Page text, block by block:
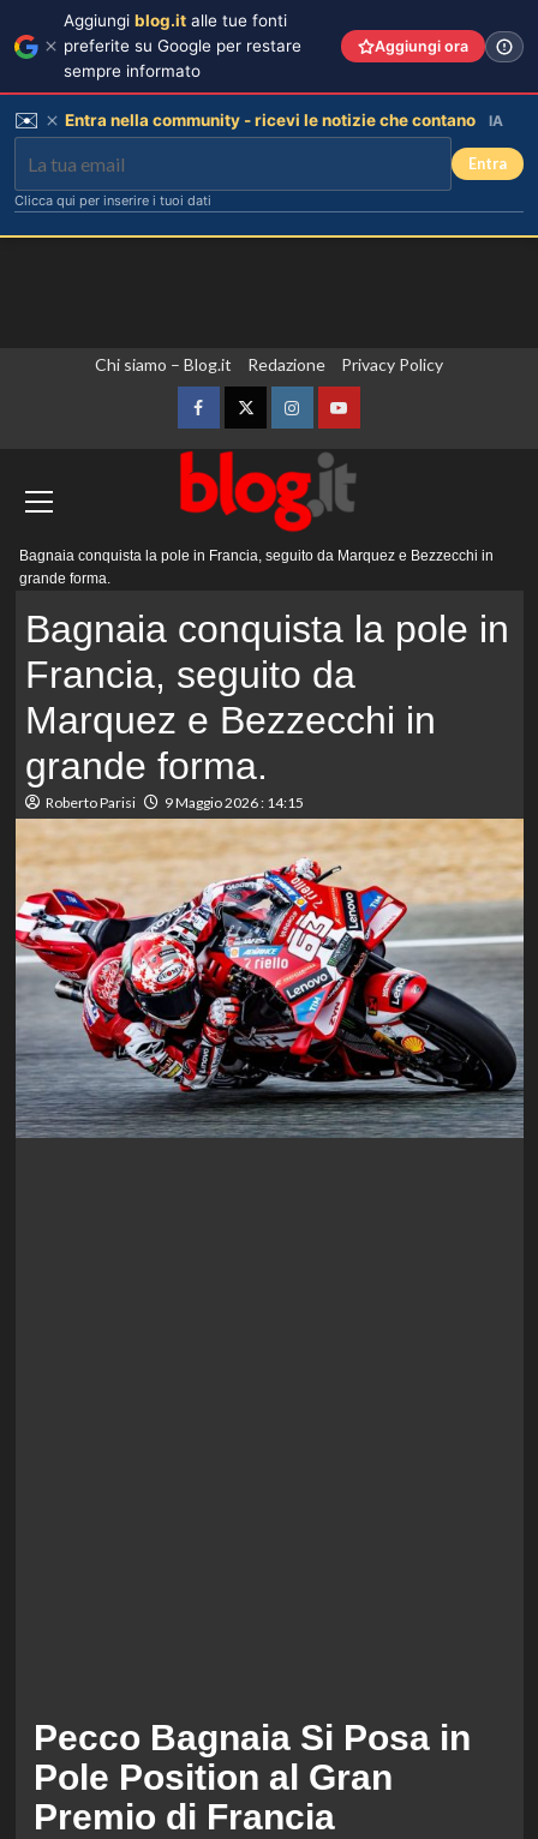
Chi siamo – Blog.it Redazione Privacy Policy
FacebookTwitterInstagramYouTube
principale
Bagnaia conquista la pole in Francia, seguito da Marquez e Bezzecchi in
grande forma.
Bagnaia conquista la pole in
Francia, seguito da
Marquez e Bezzecchi in
grande forma.
Roberto Parisi 9 Maggio 2026 : 14:15
Pecco Bagnaia Si Posa in
Pole Position al Gran
Premio di Francia
Aggiungi blog.it alle tue fonti
preferite su Google per restare
sempre informato
Aggiungi ora
✉️ Entra nella community - ricevi le notizie che contano IA
Entra
Clicca qui per inserire i tuoi dati